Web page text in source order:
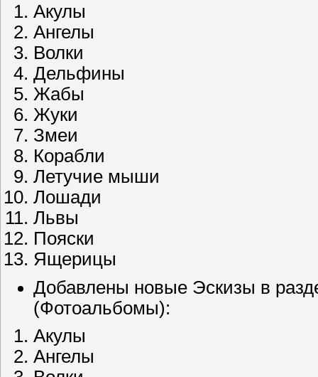
Акулы
Ангелы
Волки
Дельфины
Жабы
Жуки
Змеи
Корабли
Летучие мыши
Лошади
Львы
Пояски
Ящерицы
Добавлены новые Эскизы в
(Фотоальбомы):
Акулы
Ангелы